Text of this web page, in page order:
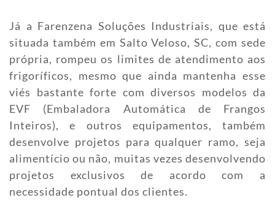
Já a Farenzena Soluções Industriais, que está
situada também em Salto Veloso, SC, com sede
própria, rompeu os limites de atendimento aos
frigoríficos, mesmo que ainda mantenha esse
viés bastante forte com diversos modelos da
EVF (Embaladora Automática de Frangos
Inteiros), e outros equipamentos, também
desenvolve projetos para qualquer ramo, seja
alimentício ou não, muitas vezes desenvolvendo
projetos exclusivos de acordo com a
necessidade pontual dos clientes.